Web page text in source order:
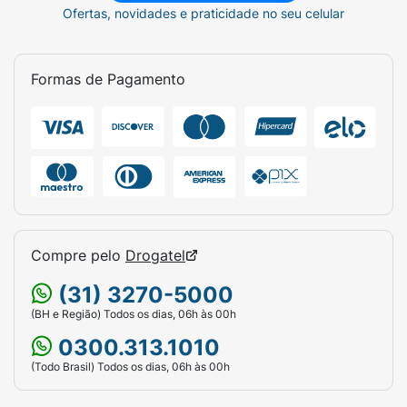
Pode ser servido como prato principal
refeição mais atrativa.
sempre acesso a água fresca.
Ficha Técnica:
Indicação:Gatos Adultos.
Proteínas Principais: Carne, Frango e
Fígado.
Ofertas, novidades e praticidade no seu celular
Formas de Pagamento
Compre pelo Drogatel
(31) 3270-5000
(BH e Região) Todos os dias, 06h às 00h
0300.313.1010
(Todo Brasil) Todos os dias, 06h às 00h